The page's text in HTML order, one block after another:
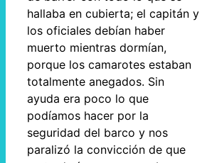
hallaba en cubierta; el capitán y
los oficiales debían haber
muerto mientras dormían,
porque los camarotes estaban
totalmente anegados. Sin
ayuda era poco lo que
podíamos hacer por la
seguridad del barco y nos
paralizó la convicción de que